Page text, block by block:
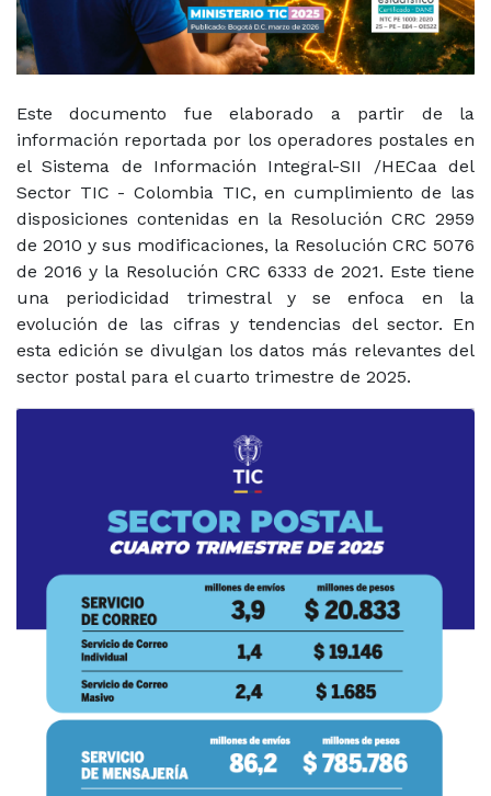
Este documento fue elaborado a partir de la
información reportada por los operadores postales en
el Sistema de Información Integral-SII /HECaa del
Sector TIC - Colombia TIC, en cumplimiento de las
disposiciones contenidas en la Resolución CRC 2959
de 2010 y sus modificaciones, la Resolución CRC 5076
de 2016 y la Resolución CRC 6333 de 2021. Este tiene
una periodicidad trimestral y se enfoca en la
evolución de las cifras y tendencias del sector. En
esta edición se divulgan los datos más relevantes del
sector postal para el cuarto trimestre de 2025.